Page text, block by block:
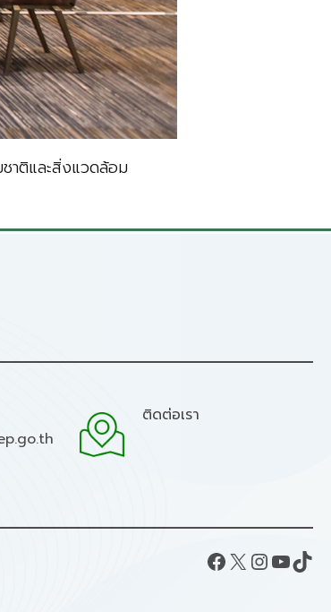
าติและสิ่งแวดล้อม
ติดต่อเรา
Facebook X InstagramYouTube TikTok